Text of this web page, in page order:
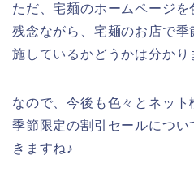
ただ、宅麺のホームページを
残念ながら、宅麺のお店で
施しているかどうかは分かり
なので、今後も色々とネッ
季節限定の割引セールにつ
きますね♪